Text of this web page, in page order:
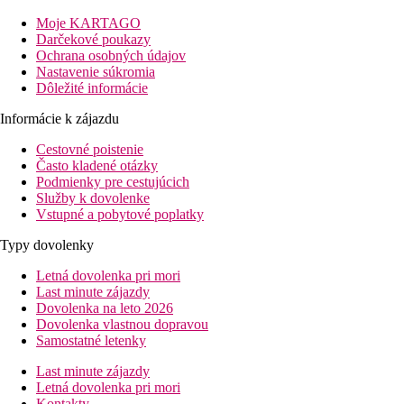
hotela. Aquapark vo Faliraki je od hotela vzdialený 15 km.
Letisko Rhodos sa nachádza 35 km od hotela.
Vzdialenosť
pláže: 400 m
centrá: 0.5 km (Kolymbia)
Izby
Dvojlôžková izba
klimatizácia
trezor
minichladnička
wifi (zadarmo)
balkón alebo terasa
vyššie uvedené vybavenie)
Moje KARTAGO
Darčekové poukazy
Ochrana osobných údajov
Nastavenie súkromia
Dôležité informácie
Informácie k zájazdu
Cestovné poistenie
Často kladené otázky
Podmienky pre cestujúcich
Služby k dovolenke
Vstupné a pobytové poplatky
Typy dovolenky
Letná dovolenka pri mori
Last minute zájazdy
Dovolenka na leto 2026
Dovolenka vlastnou dopravou
Samostatné letenky
Last minute zájazdy
Letná dovolenka pri mori